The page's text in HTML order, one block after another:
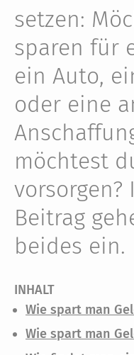
setzen:
sparen für
ein Auto,
oder eine
möchtest
vorsorgen?
Beitrag
beides ein.
INHALT
Wie spart man
Wie spart man